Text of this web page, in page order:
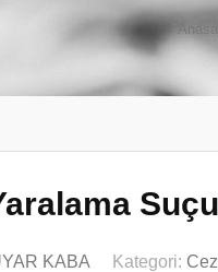
KABA Kategori: